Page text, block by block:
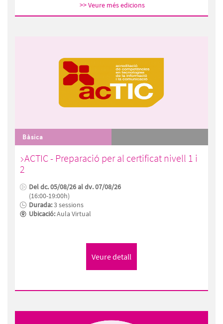
>> Veure més edicions
Bàsica
ACTIC - Preparació per al certificat nivell 1 i
2
Del dc. 05/08/26 al dv. 07/08/26
(16:00-19:00h)
Durada:3 sessions
Ubicació:Aula Virtual